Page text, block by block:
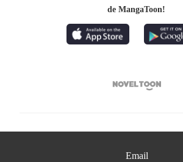
de MangaToon!

Email